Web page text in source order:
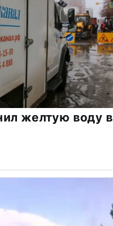
желтую воду в